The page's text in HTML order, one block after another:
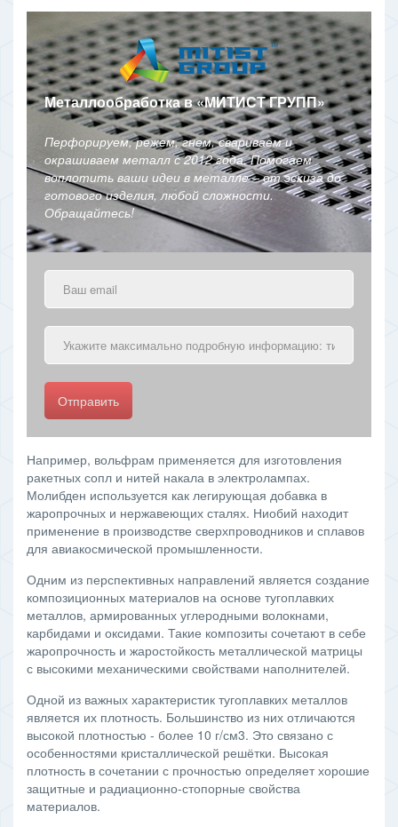
Металлообработка в«МИТИСТ ГРУПП»
Перфорируем, режем, гнем, свариваем и
окрашиваем металл с 2012 года. Помогаем
воплотить ваши идеи в металле – от эскиза до
готового изделия, любой сложности.
Обращайтесь!
Отправить
Например, вольфрам применяется для изготовления
ракетных сопл и нитей накала в электролампах.
Молибден используется как легирующая добавка в
жаропрочных и нержавеющих сталях. Ниобий находит
применение в производстве сверхпроводников и сплавов
для авиакосмической промышленности.
Одним из перспективных направлений является создание
композиционных материалов на основе тугоплавких
металлов, армированных углеродными волокнами,
карбидами и оксидами. Такие композиты сочетают в себе
жаропрочность и жаростойкость металлической матрицы
с высокими механическими свойствами наполнителей.
Одной из важных характеристик тугоплавких металлов
является их плотность. Большинство из них отличаются
высокой плотностью - более 10 г/см3. Это связано с
особенностями кристаллической решётки. Высокая
плотность в сочетании с прочностью определяет хорошие
защитные и радиационно-стопорные свойства
материалов.